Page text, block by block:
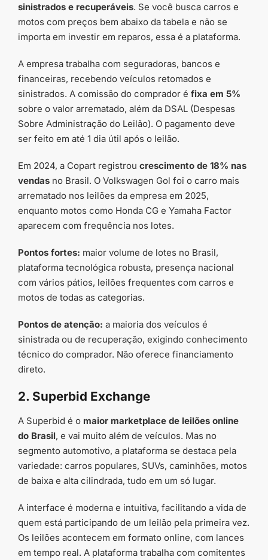
sinistrados e recuperáveis. Se você busca carros e
motos com preços bem abaixo da tabela e não se
importa em investir em reparos, essa é a plataforma.
A empresa trabalha com seguradoras, bancos e
financeiras, recebendo veículos retomados e
sinistrados. A comissão do comprador é fixa em 5%
sobre o valor arrematado, além da DSAL (Despesas
Sobre Administração do Leilão). O pagamento deve
ser feito em até 1 dia útil após o leilão.
Em 2024, a Copart registrou crescimento de 18% nas
vendas no Brasil. O Volkswagen Gol foi o carro mais
arrematado nos leilões da empresa em 2025,
enquanto motos como Honda CG e Yamaha Factor
aparecem com frequência nos lotes.
Pontos fortes: maior volume de lotes no Brasil,
plataforma tecnológica robusta, presença nacional
com vários pátios, leilões frequentes com carros e
motos de todas as categorias.
Pontos de atenção: a maioria dos veículos é
sinistrada ou de recuperação, exigindo conhecimento
técnico do comprador. Não oferece financiamento
direto.
2. Superbid Exchange
A Superbid é o maior marketplace de leilões online
do Brasil, e vai muito além de veículos. Mas no
segmento automotivo, a plataforma se destaca pela
variedade: carros populares, SUVs, caminhões, motos
de baixa e alta cilindrada, tudo em um só lugar.
A interface é moderna e intuitiva, facilitando a vida de
quem está participando de um leilão pela primeira vez.
Os leilões acontecem em formato online, com lances
em tempo real. A plataforma trabalha com comitentes